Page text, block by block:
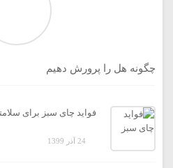
چگونه هل را پرورش دهیم
فواید چای سبز برای
24 آذر 1399